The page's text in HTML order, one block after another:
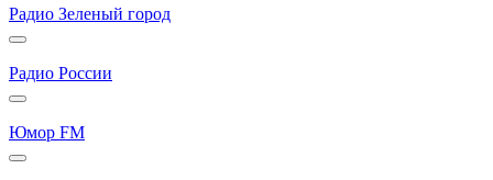
Радио Зеленый город
Радио России
Юмор FM